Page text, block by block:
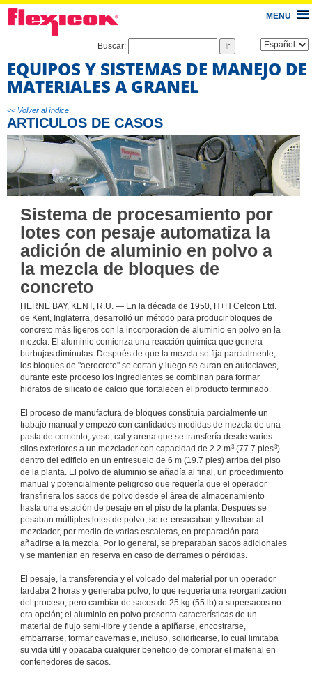
MENU
Buscar:
EQUIPOS Y SISTEMAS DE MANEJO DE
MATERIALES A GRANEL
<< Volver al índice
ARTICULOS DE CASOS
Sistema de procesamiento por
lotes con pesaje automatiza la
adición de aluminio en polvo a
la mezcla de bloques de
concreto
HERNE BAY, KENT, R.U. — En la década de 1950, H+H Celcon Ltd.
de Kent, Inglaterra, desarrolló un método para producir bloques de
concreto más ligeros con la incorporación de aluminio en polvo en la
mezcla. El aluminio comienza una reacción química que genera
burbujas diminutas. Después de que la mezcla se fija parcialmente,
los bloques de "aerocreto" se cortan y luego se curan en autoclaves,
durante este proceso los ingredientes se combinan para formar
hidratos de silicato de calcio que fortalecen el producto terminado.
El proceso de manufactura de bloques constituía parcialmente un
trabajo manual y empezó con cantidades medidas de mezcla de una
pasta de cemento, yeso, cal y arena que se transfería desde varios
silos exteriores a un mezclador con capacidad de 2.2 m3 (77.7 pies3)
dentro del edificio en un entresuelo de 6 m (19.7 pies) arriba del piso
de la planta. El polvo de aluminio se añadía al final, un procedimiento
manual y potencialmente peligroso que requería que el operador
transfiriera los sacos de polvo desde el área de almacenamiento
hasta una estación de pesaje en el piso de la planta. Después se
pesaban múltiples lotes de polvo, se re-ensacaban y llevaban al
mezclador, por medio de varias escaleras, en preparación para
añadirse a la mezcla. Por lo general, se preparaban sacos adicionales
y se mantenían en reserva en caso de derrames o pérdidas.
El pesaje, la transferencia y el volcado del material por un operador
tardaba 2 horas y generaba polvo, lo que requería una reorganización
del proceso, pero cambiar de sacos de 25 kg (55 lb) a supersacos no
era opción; el aluminio en polvo presenta características de un
material de flujo semi-libre y tiende a apiñarse, encostrarse,
embarrarse, formar cavernas e, incluso, solidificarse, lo cual limitaba
su vida útil y opacaba cualquier beneficio de comprar el material en
contenedores de sacos.